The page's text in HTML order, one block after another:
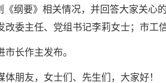
《纲要》相关情况，并回答大家关
改委主任、党组书记李莉女士；市工
市长作主发布。
体朋友，女士们、先生们，大家好！